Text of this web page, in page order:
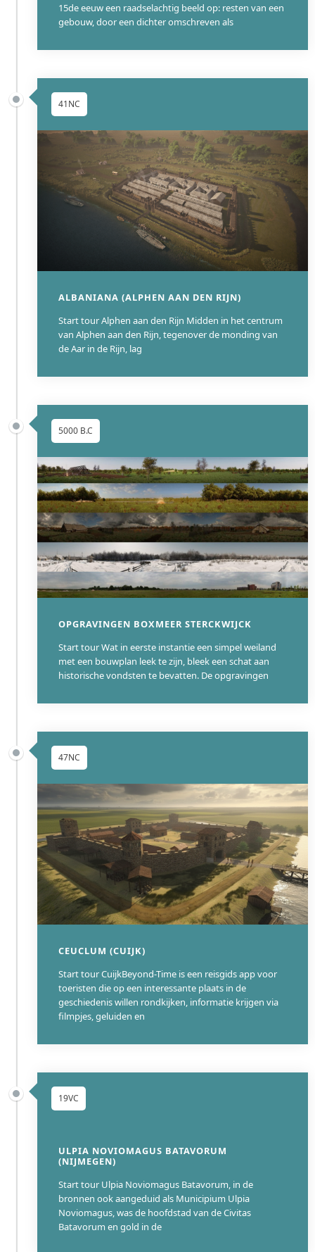
15de eeuw een raadselachtig beeld op: resten van een
gebouw, door een dichter omschreven als
41NC
ALBANIANA (ALPHEN AAN DEN RIJN)
Start tour Alphen aan den Rijn Midden in het centrum
van Alphen aan den Rijn, tegenover de monding van
de Aar in de Rijn, lag
5000 B.C
OPGRAVINGEN BOXMEER STERCKWIJCK
Start tour Wat in eerste instantie een simpel weiland
met een bouwplan leek te zijn, bleek een schat aan
historische vondsten te bevatten. De opgravingen
47NC
CEUCLUM (CUIJK)
Start tour CuijkBeyond-Time is een reisgids app voor
toeristen die op een interessante plaats in de
geschiedenis willen rondkijken, informatie krijgen via
filmpjes, geluiden en
19VC
ULPIA NOVIOMAGUS BATAVORUM
(NIJMEGEN)
Start tour Ulpia Noviomagus Batavorum, in de
bronnen ook aangeduid als Municipium Ulpia
Noviomagus, was de hoofdstad van de Civitas
Batavorum en gold in de